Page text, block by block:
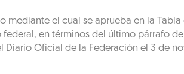
el cual se aprueba en la
en términos del último párrafo
Oficial de la Federación el 3 de